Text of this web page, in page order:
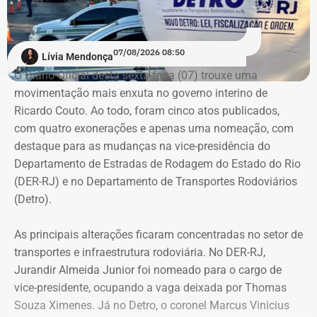
cada uma das estruturas.
COM FÁBIO MARTINS.
com a 1ª Promotoria de Justiça que atua junto à 4ª Vara
Criminal de São Gonçalo, o ex-padre colocava um dos
enteados de castigo em um terraço sem proteção e
incentivava a criança a se jogar do local, afirmando que
encontraria “Papai do Céu” e seria feliz.
Os jurados entenderam que o réu se aproveitou da
vulnerabilidade da vítima para induzi-la a atentar contra a
própria vida.
Uma das crianças precisou ser
especializado após mudança de
comportamento
As investigações tiveram início após uma das crianças,
Lívia Mendonça07/08/2026 08:50
O Diário Oficial desta sexta-feira (07) trouxe uma
movimentação mais enxuta no governo interino de
Ricardo Couto. Ao todo, foram cinco atos publicados,
com quatro exonerações e apenas uma nomeação, com
destaque para as mudanças na vice-presidência do
Departamento de Estradas de Rodagem do Estado do Rio
(DER-RJ) e no Departamento de Transportes Rodoviários
(Detro).
As principais alterações ficaram concentradas no setor de
transportes e infraestrutura rodoviária. No DER-RJ,
Jurandir Almeida Junior foi nomeado para o cargo de
vice-presidente, ocupando a vaga deixada por Thomas
Souza Ximenes. Já no Detro, o coronel Marcus Vinicius